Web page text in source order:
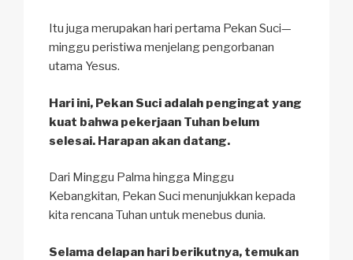
Itu juga merupakan hari pertama Pekan Suci—
minggu peristiwa menjelang pengorbanan
utama Yesus.
Hari ini, Pekan Suci adalah pengingat yang
kuat bahwa pekerjaan Tuhan belum
selesai. Harapan akan datang.
Dari Minggu Palma hingga Minggu
Kebangkitan, Pekan Suci menunjukkan kepada
kita rencana Tuhan untuk menebus dunia.
Selama delapan hari berikutnya, temukan